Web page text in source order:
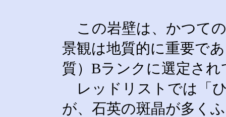
この岩壁は、かつて
景観は地質的に重要で
質）Bランクに選定さ
レッドリストでは「
が、石英の斑晶が多く